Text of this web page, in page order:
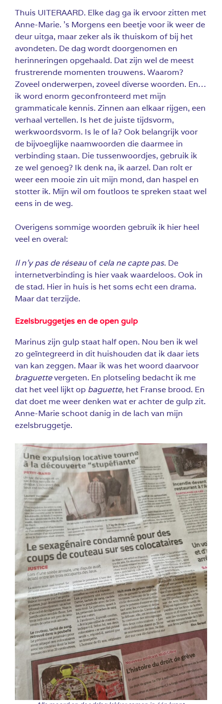
Thuis UITERAARD. Elke dag ga ik ervoor zitten met
Anne-Marie. ’s Morgens een beetje voor ik weer de
deur uitga, maar zeker als ik thuiskom of bij het
avondeten. De dag wordt doorgenomen en
herinneringen opgehaald. Dat zijn wel de meest
frustrerende momenten trouwens. Waarom?
Zoveel onderwerpen, zoveel diverse woorden. En…
ik word enorm geconfronteerd met mijn
grammaticale kennis. Zinnen aan elkaar rijgen, een
verhaal vertellen. Is het de juiste tijdsvorm,
werkwoordsvorm. Is le of la? Ook belangrijk voor
de bijvoeglijke naamwoorden die daarmee in
verbinding staan. Die tussenwoordjes, gebruik ik
ze wel genoeg? Ik denk na, ik aarzel. Dan rolt er
weer een mooie zin uit mijn mond, dan haspel en
stotter ik. Mijn wil om foutloos te spreken staat wel
eens in de weg.
Overigens sommige woorden gebruik ik hier heel
veel en overal:
Il n’y pas de réseauof cela ne capte pas. De
internetverbinding is hier vaak waardeloos. Ook in
de stad. Hier in huis is het soms echt een drama.
Maar dat terzijde.
Ezelsbruggetjes en de open gulp
Marinus zijn gulp staat half open. Nou ben ik wel
zo geïntegreerd in dit huishouden dat ik daar iets
van kan zeggen. Maar ik was het woord daarvoor
braguettevergeten. En plotseling bedacht ik me
dat het veel lijkt op baguette, het Franse brood. En
dat doet me weer denken wat er achter de gulp zit.
Anne-Marie schoot danig in de lach van mijn
ezelsbruggetje.